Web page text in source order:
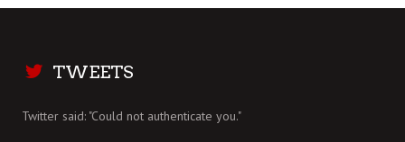
TWEETS
Twitter said: "Could not authenticate you."